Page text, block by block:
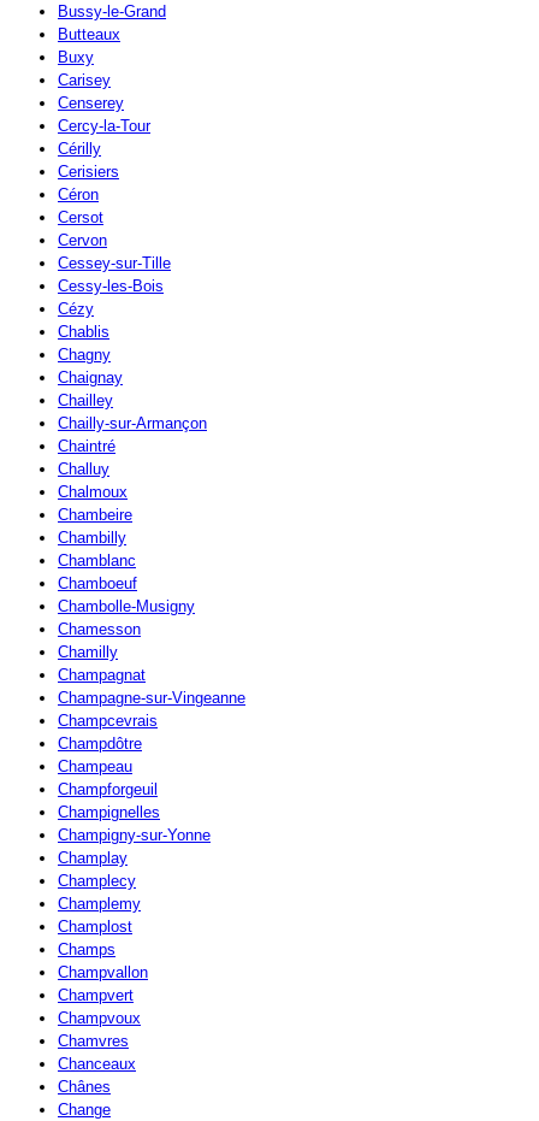
Bussy-le-Grand
Butteaux
Buxy
Carisey
Censerey
Cercy-la-Tour
Cérilly
Cerisiers
Céron
Cersot
Cervon
Cessey-sur-Tille
Cessy-les-Bois
Cézy
Chablis
Chagny
Chaignay
Chailley
Chailly-sur-Armançon
Chaintré
Challuy
Chalmoux
Chambeire
Chambilly
Chamblanc
Chamboeuf
Chambolle-Musigny
Chamesson
Chamilly
Champagnat
Champagne-sur-Vingeanne
Champcevrais
Champdôtre
Champeau
Champforgeuil
Champignelles
Champigny-sur-Yonne
Champlay
Champlecy
Champlemy
Champlost
Champs
Champvallon
Champvert
Champvoux
Chamvres
Chanceaux
Chânes
Change